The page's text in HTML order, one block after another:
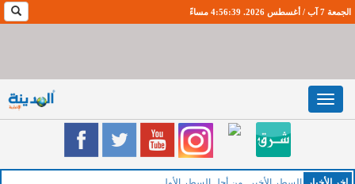
الجمعة 7 آب / أغسطس 2026. 4:56:40 مساءً
Toggle
navigation